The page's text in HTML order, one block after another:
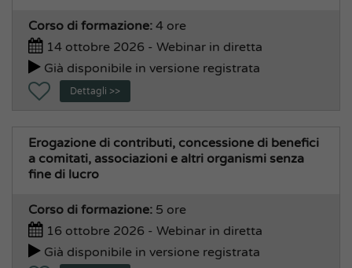
Corso di formazione: 4 ore
14 ottobre 2026 - Webinar in diretta
Già disponibile in versione registrata
Dettagli >>
Erogazione di contributi, concessione di benefici
a comitati, associazioni e altri organismi senza
fine di lucro
Corso di formazione: 5 ore
16 ottobre 2026 - Webinar in diretta
Già disponibile in versione registrata